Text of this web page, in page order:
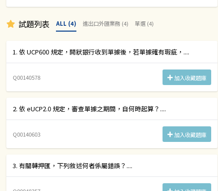
試題列表 ALL (4) 進出口外匯業務 (4) 單選 (4)
1. 依 UCP600 規定，開狀銀行收到單據後，若單據確有瑕疵，....
Q00140578 加入收藏題庫
2. 依 eUCP2.0 規定，審查單據之期間，自何時起算？....
Q00140603 加入收藏題庫
3. 有關轉押匯，下列敘述何者係屬錯誤？....